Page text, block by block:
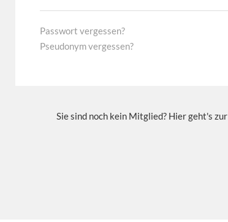
Passwort vergessen?
Pseudonym vergessen?
Sie sind noch kein Mitglied? Hier geht's zur